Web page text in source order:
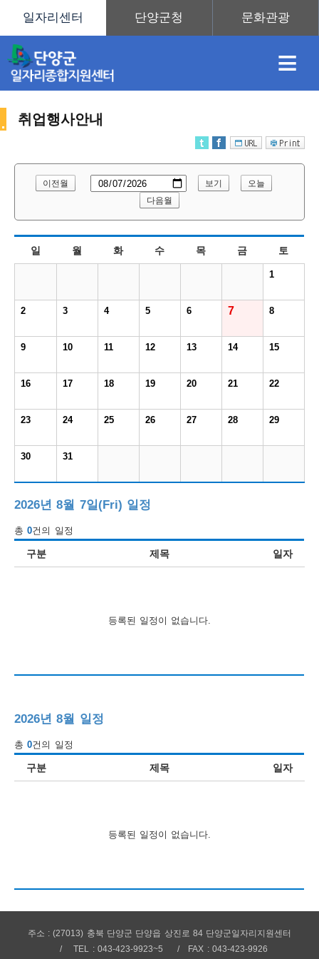
≡
정
보
정
보
훈
련
정
보
도
우
미
안
내
취업행사안내
이전월 보기
오늘
다음월
일 월 화 수 목 금 토
1
2 3 4 5 6 7 8
9 10 11 12 13 14 15
16 17 18 19 20 21 22
23 24 25 26 27 28 29
30 31
2026년 8월 7일(Fri) 일정
총0건의 일정
구분 제목 일자
등록된 일정이 없습니다.
2026년 8월 일정
총0건의 일정
구분 제목 일자
등록된 일정이 없습니다.
취
업
도
우
미
주소 : (27013) 충북 단양군 단양읍 상진로 84 단양군일자리지원센터
TEL : 043-423-9923~5
FAX : 043-423-9926